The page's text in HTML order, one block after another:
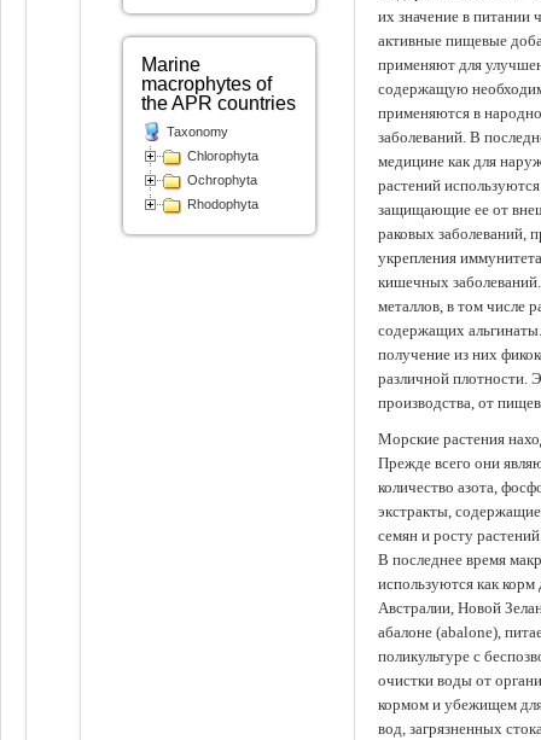
их значение в питании
активные пищевые
применяют для
содержащую
применяются в
заболеваний. В
медицине как для
растений
защищающие ее от
раковых заболеваний,
укрепления
кишечных
металлов, в том числе
содержащих
получение из них
различной плотности.
производства, от
Морские растения
Прежде всего они
количество азота,
экстракты,
семян и росту
В последнее время
используются как
Австралии, Новой
абалоне (abalone),
поликультуре с
очистки воды от
кормом и убежищем
вод, загрязненных
Marine
macrophytes of
the APR countries
Taxonomy
Chlorophyta
Ochrophyta
Rhodophyta